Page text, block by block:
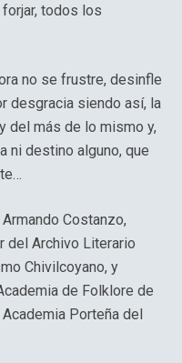
todos los
no se frustre, desinfle
desgracia siendo así, la
del más de lo mismo y,
ni destino alguno, que
Costanzo,
del Archivo Literario
Chivilcoyano, y
de Folklore de
Porteña del